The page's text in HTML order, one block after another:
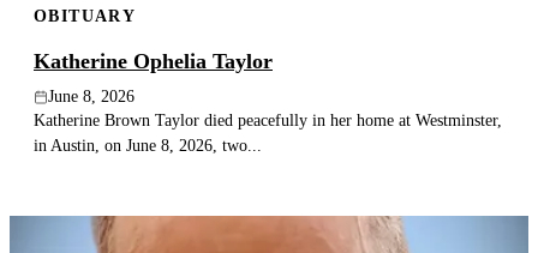
OBITUARY
Katherine Ophelia Taylor
June 8, 2026
Katherine Brown Taylor died peacefully in her home at Westminster,
in Austin, on June 8, 2026, two...